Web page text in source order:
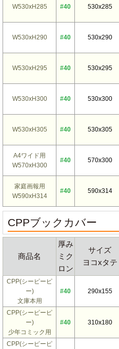
W530xH285 #40 530x285
W530xH290 #40 530x290
W530xH295 #40 530x295
W530xH300 #40 530x300
W530xH305 #40 530x305
A4ワイド用
W570xH300
#40 570x300
家庭画報用
W590xH314
#40 590x314
CPPブックカバー
商品名
厚み
ミク
ロン
サイズ
ヨコxタテ
CPP(シーピーピ
ー)
文庫本用
#40 290x155
CPP(シーピーピ
ー)
少年コミック用
#40 310x180
CPP(シーピーピ